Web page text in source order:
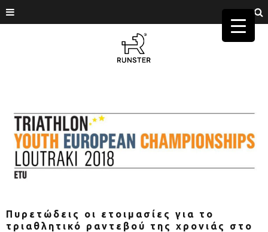
Πυρετώδεις οι ετοιμασίες για το
τριαθλητικό ραντεβού της χρονιάς στο